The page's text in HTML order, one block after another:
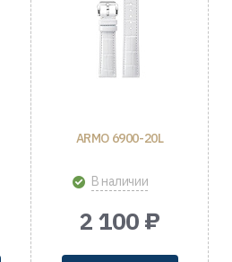
ARMO 6900-20L
В наличии
2 100 ₽